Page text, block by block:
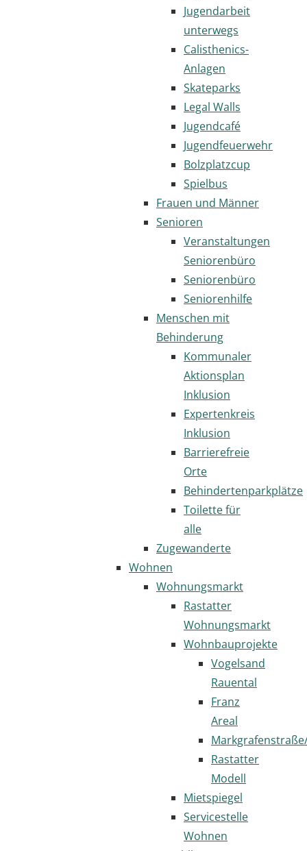
Jugendarbeit
unterwegs
Calisthenics-
Anlagen
Skateparks
Legal Walls
Jugendcafé
Jugendfeuerwehr
Bolzplatzcup
Spielbus
Frauen und Männer
Senioren
Veranstaltungen
Seniorenbüro
Seniorenbüro
Seniorenhilfe
Menschen mit
Behinderung
Kommunaler
Aktionsplan
Inklusion
Expertenkreis
Inklusion
Barrierefreie
Orte
Behindertenparkplätze
Toilette für
alle
Zugewanderte
Wohnen
Wohnungsmarkt
Rastatter
Wohnungsmarkt
Wohnbauprojekte
Vogelsand
Rauental
Franz
Areal
Rastatter
Modell
Mietspiegel
Servicestelle
Wohnen